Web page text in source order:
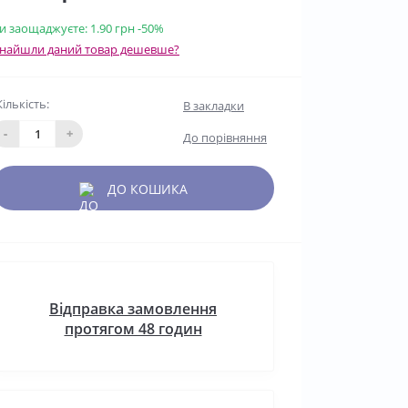
заощаджуєте: 1.90 грн-50%
даний товар дешевше?
-
+
В закладки
До порівняння
ДО КОШИКА
Відправка замовлення
протягом 48 годин